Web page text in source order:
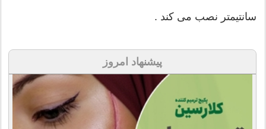
سانتیمتر نصب می کند .
پیشنهاد امروز